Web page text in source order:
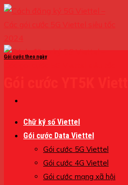
Skip
to
content
Chữ ký số Viettel
Gói cước Data Viettel
Gói cước 5G Viettel
Gói cước 4G Viettel
Gói cước mạng xã hội
Gói cước theo ngày